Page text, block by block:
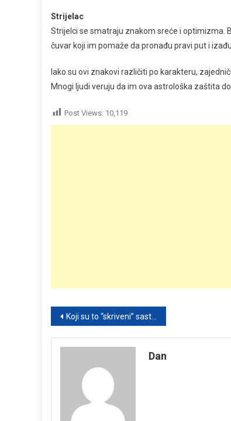
Strijelac
Strijelci se smatraju znakom sreće i optimizma.
čuvar koji im pomaže da pronađu pravi put i
Iako su ovi znakovi različiti po karakteru,
Mnogi ljudi veruju da im ova astrološka zaštita
Post Views: 10,119
Post
navigation
Koji su to “skriveni” sastojci u svakodnevnoj hrani koje je dobro izbegavati?
Dan